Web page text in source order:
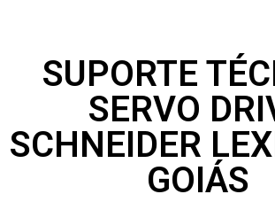
SUPORTE
SERVO
SCHNEIDER
GOIÁS